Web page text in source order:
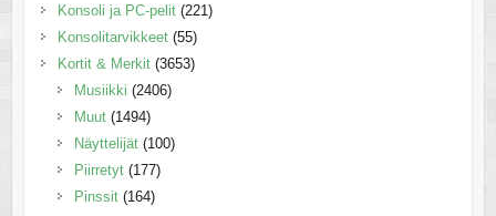
Konsoli ja PC-pelit (221)
Konsolitarvikkeet (55)
Kortit & Merkit (3653)
Musiikki (2406)
Muut (1494)
Näyttelijät (100)
Piirretyt (177)
Pinssit (164)